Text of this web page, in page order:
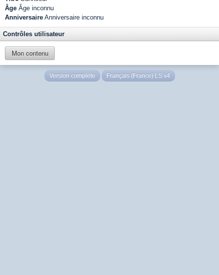
Âge Âge inconnu
Anniversaire Anniversaire inconnu
Contrôles utilisateur
Mon contenu
Version complète Français (France) LS v4